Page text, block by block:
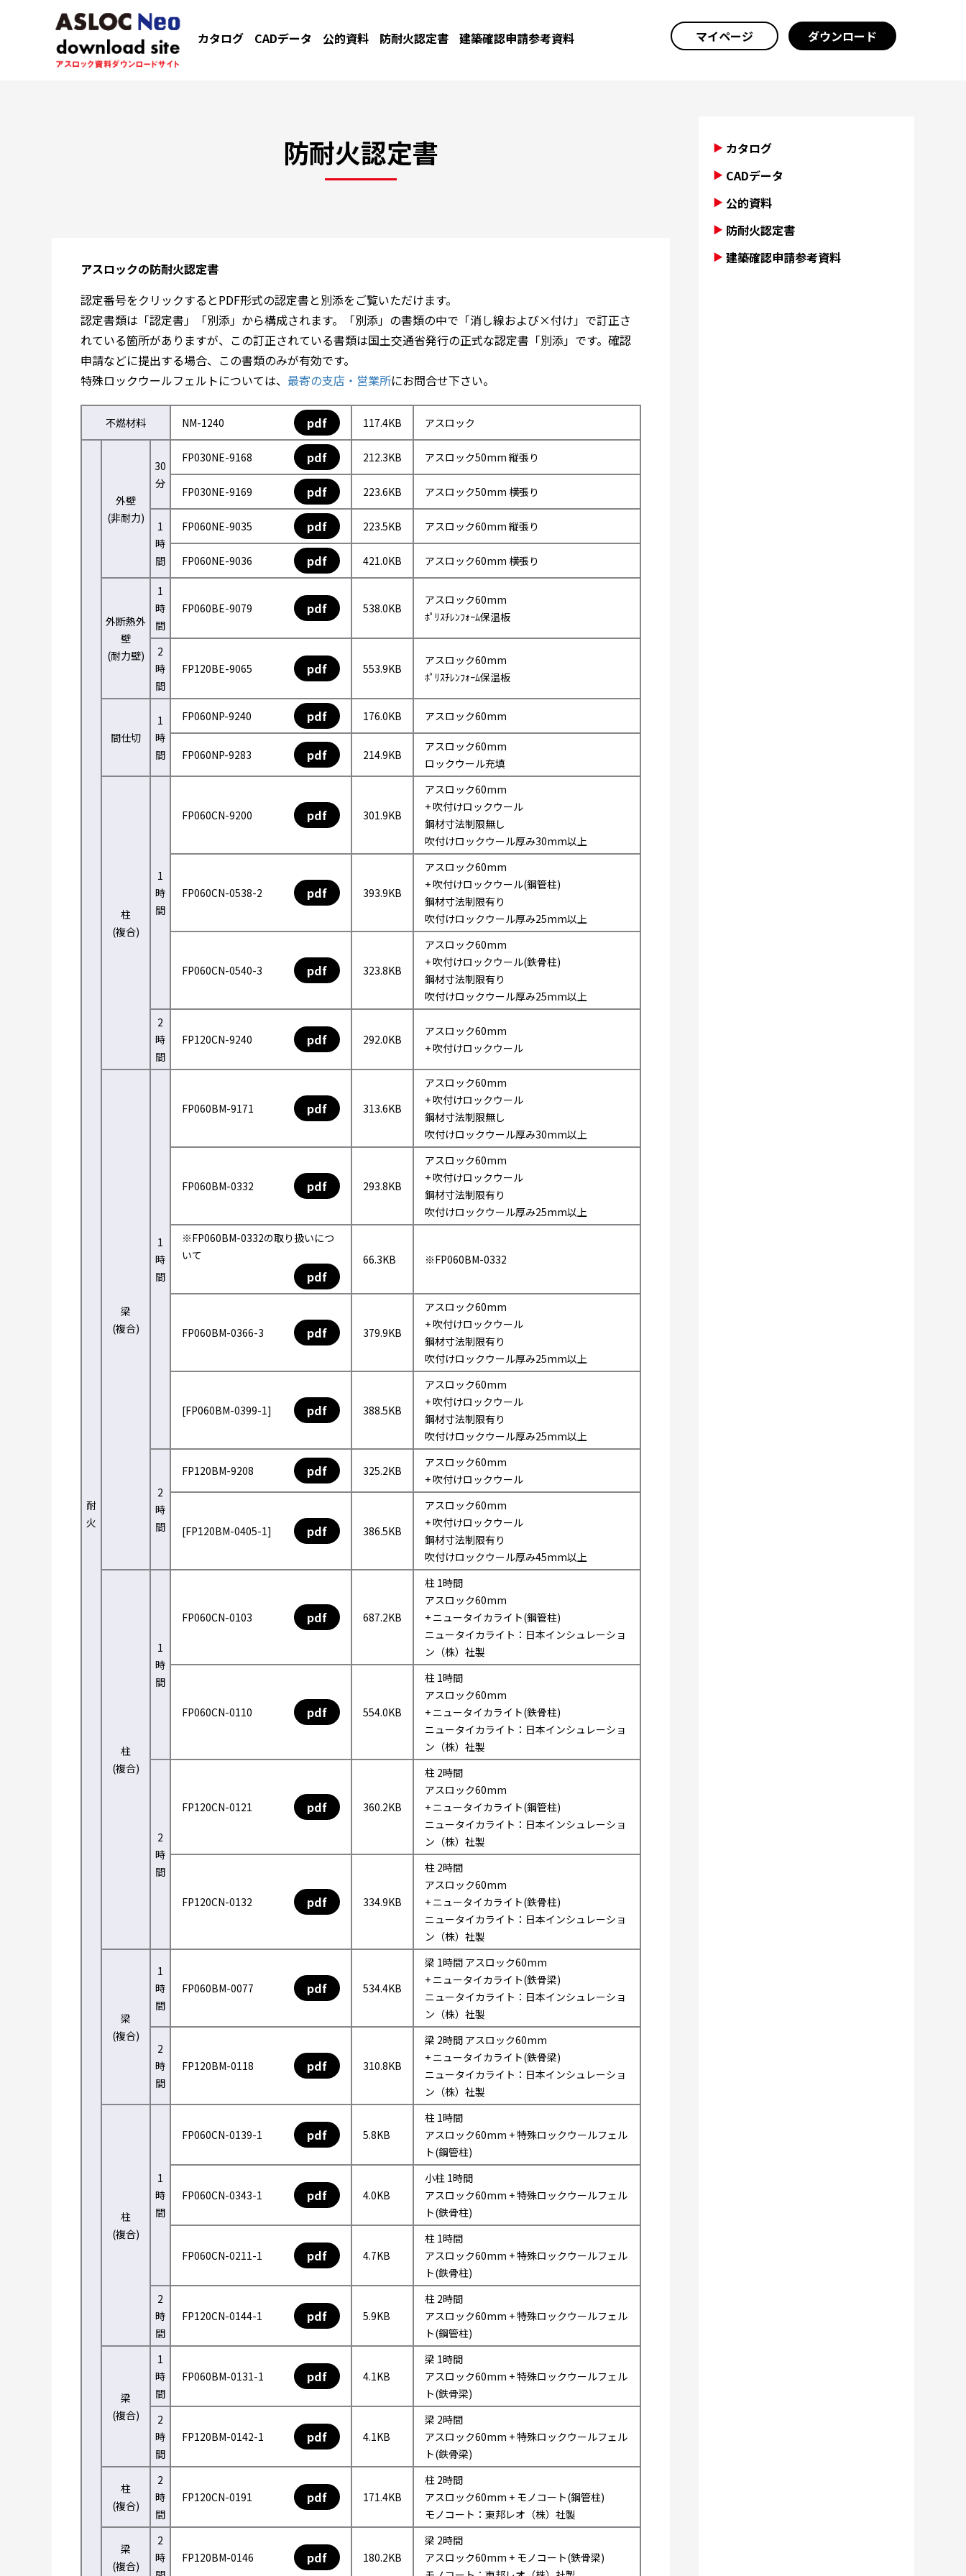
カタログ CADデータ 公的資料 防耐火認定書 建築確認申請参考資料 マイページ ダウンロード
防耐火認定書
アスロックの防耐火認定書
認定番号をクリックするとPDF形式の認定書と別添をご覧いただけます。
認定書類は「認定書」「別添」から構成されます。「別添」の書類の中で「消し線および×付け」で訂正さ
れている箇所がありますが、この訂正されている書類は国土交通省発行の正式な認定書「別添」です。確認
申請などに提出する場合、この書類のみが有効です。
特殊ロックウールフェルトについては、 最寄の支店・営業所にお問合せ下さい。
不燃材料 NM-1240 pdf 117.4KB アスロック
耐
火
外壁
(非耐力)
30
分
FP030NE-9168 pdf 212.3KB アスロック50mm 縦張り
FP030NE-9169 pdf 223.6KB アスロック50mm 横張り
1
時
間
FP060NE-9035 pdf 223.5KB アスロック60mm 縦張り
FP060NE-9036 pdf 421.0KB アスロック60mm 横張り
外断熱外
壁
(耐力壁)
1
時
間
FP060BE-9079 pdf 538.0KB
アスロック60mm
ﾎﾟﾘｽﾁﾚﾝﾌｫｰﾑ保温板
2
時
間
FP120BE-9065 pdf 553.9KB
アスロック60mm
ﾎﾟﾘｽﾁﾚﾝﾌｫｰﾑ保温板
間仕切
1
時
間
FP060NP-9240 pdf 176.0KB アスロック60mm
FP060NP-9283 pdf 214.9KB
アスロック60mm
ロックウール充填
柱
(複合)
1
時
間
FP060CN-9200 pdf 301.9KB
アスロック60mm
+ 吹付けロックウール
鋼材寸法制限無し
吹付けロックウール厚み30mm以上
FP060CN-0538-2 pdf 393.9KB
アスロック60mm
+ 吹付けロックウール(鋼管柱)
鋼材寸法制限有り
吹付けロックウール厚み25mm以上
FP060CN-0540-3 pdf 323.8KB
アスロック60mm
+ 吹付けロックウール(鉄骨柱)
鋼材寸法制限有り
吹付けロックウール厚み25mm以上
2
時
間
FP120CN-9240 pdf 292.0KB
アスロック60mm
+ 吹付けロックウール
梁
(複合)
1
時
間
FP060BM-9171 pdf 313.6KB
アスロック60mm
+ 吹付けロックウール
鋼材寸法制限無し
吹付けロックウール厚み30mm以上
FP060BM-0332 pdf 293.8KB
アスロック60mm
+ 吹付けロックウール
鋼材寸法制限有り
吹付けロックウール厚み25mm以上
※FP060BM-0332の取り扱いにつ
いて
pdf
66.3KB ※FP060BM-0332
FP060BM-0366-3 pdf 379.9KB
アスロック60mm
+ 吹付けロックウール
鋼材寸法制限有り
吹付けロックウール厚み25mm以上
[FP060BM-0399-1] pdf 388.5KB
アスロック60mm
+ 吹付けロックウール
鋼材寸法制限有り
吹付けロックウール厚み25mm以上
2
時
間
FP120BM-9208 pdf 325.2KB
アスロック60mm
+ 吹付けロックウール
[FP120BM-0405-1] pdf 386.5KB
アスロック60mm
+ 吹付けロックウール
鋼材寸法制限有り
吹付けロックウール厚み45mm以上
柱
(複合)
1
時
間
FP060CN-0103 pdf 687.2KB
柱 1時間
アスロック60mm
+ ニュータイカライト(鋼管柱)
ニュータイカライト：日本インシュレーショ
ン（株）社製
FP060CN-0110 pdf 554.0KB
柱 1時間
アスロック60mm
+ ニュータイカライト(鉄骨柱)
ニュータイカライト：日本インシュレーショ
ン（株）社製
2
時
間
FP120CN-0121 pdf 360.2KB
柱 2時間
アスロック60mm
+ ニュータイカライト(鋼管柱)
ニュータイカライト：日本インシュレーショ
ン（株）社製
FP120CN-0132 pdf 334.9KB
柱 2時間
アスロック60mm
+ ニュータイカライト(鉄骨柱)
ニュータイカライト：日本インシュレーショ
ン（株）社製
梁
(複合)
1
時
間
FP060BM-0077 pdf 534.4KB
梁 1時間 アスロック60mm
+ ニュータイカライト(鉄骨梁)
ニュータイカライト：日本インシュレーショ
ン（株）社製
2
時
間
FP120BM-0118 pdf 310.8KB
梁 2時間 アスロック60mm
+ ニュータイカライト(鉄骨梁)
ニュータイカライト：日本インシュレーショ
ン（株）社製
柱
(複合)
1
時
間
FP060CN-0139-1 pdf 5.8KB
柱 1時間
アスロック60mm + 特殊ロックウールフェル
ト(鋼管柱)
FP060CN-0343-1 pdf 4.0KB
小柱 1時間
アスロック60mm + 特殊ロックウールフェル
ト(鉄骨柱)
FP060CN-0211-1 pdf 4.7KB
柱 1時間
アスロック60mm + 特殊ロックウールフェル
ト(鉄骨柱)
2
時
間
FP120CN-0144-1 pdf 5.9KB
柱 2時間
アスロック60mm + 特殊ロックウールフェル
ト(鋼管柱)
梁
(複合)
1
時
間
FP060BM-0131-1 pdf 4.1KB
梁 1時間
アスロック60mm + 特殊ロックウールフェル
ト(鉄骨梁)
2
時
間
FP120BM-0142-1 pdf 4.1KB
梁 2時間
アスロック60mm + 特殊ロックウールフェル
ト(鉄骨梁)
柱
(複合)
2
時
間
FP120CN-0191 pdf 171.4KB
柱 2時間
アスロック60mm + モノコート(鋼管柱)
モノコート：東邦レオ（株）社製
梁
(複合)
2
時
FP120BM-0146 pdf 180.2KB
梁 2時間
アスロック60mm + モノコート(鉄骨梁)
カタログ
CADデータ
公的資料
防耐火認定書
建築確認申請参考資料